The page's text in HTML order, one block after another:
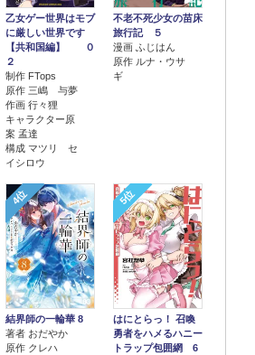
乙女ゲー世界はモブ
に厳しい世界です
【共和国編】 ０
２
制作 FTops
原作 三嶋 与夢
作画 行々狸
キャラクター原
案 孟達
構成 マツリ セ
イシロウ
不老不死少女の苗床
旅行記 ５
漫画 ふじはん
原作 ルナ・ウサ
ギ
4位
結界師の一輪華 8
著者 おだやか
原作 クレハ
5位
はにとらっ！ 召喚
勇者をハメるハニー
トラップ包囲網 6